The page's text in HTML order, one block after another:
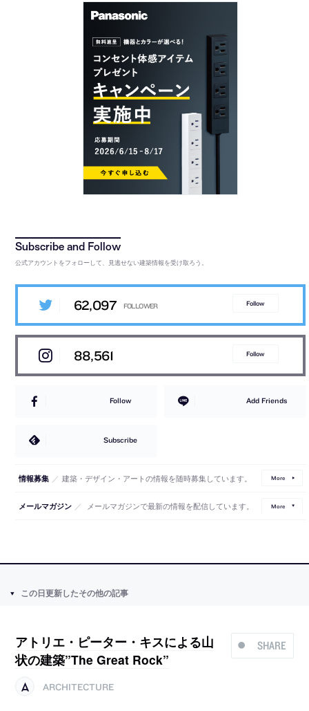
公式アカウントをフォローして、見逃せない建築情報を受け取ろう。
62,097 Follow
88,561 Follow
Follow Add Friends
Subscribe
情報募集 ／ 建築・デザイン・アートの情報を随時募集しています。 More
メールマガジン ／ メールマガジンで最新の情報を配信しています。 More
この日更新したその他の記事
SHARE
アトリエ・ピーター・キスによる山
状の建築”The Great Rock”
ARCHITECTURE